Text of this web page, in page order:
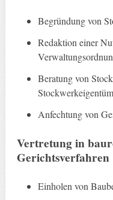
Begründung von
Redaktion einer
Beratung von
Anfechtung von
Vertretung in
Gerichtsverfahren
Einholen von